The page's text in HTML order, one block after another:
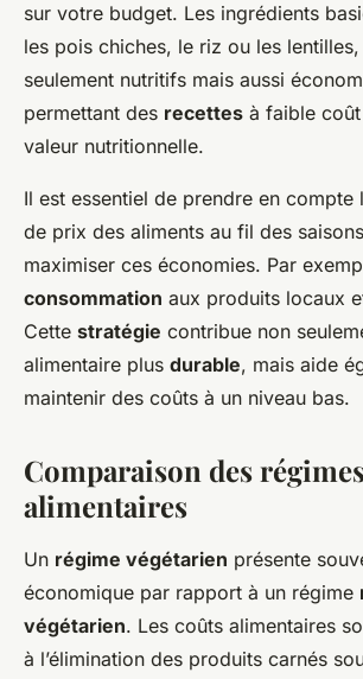
sur votre budget. Les ingrédients
les pois chiches, le riz ou les
seulement nutritifs mais aussi
permettant des recettes à faible
valeur nutritionnelle.
Il est essentiel de prendre en compte
de prix des aliments au fil des
maximiser ces économies. Par
consommation aux produits locaux
Cette stratégie contribue non
alimentaire plus durable, mais aide
maintenir des coûts à un niveau bas.
Comparaison des
alimentaires
Un régime végétarien présente
économique par rapport à un régime
végétarien. Les coûts alimentaires
à l’élimination des produits carnés